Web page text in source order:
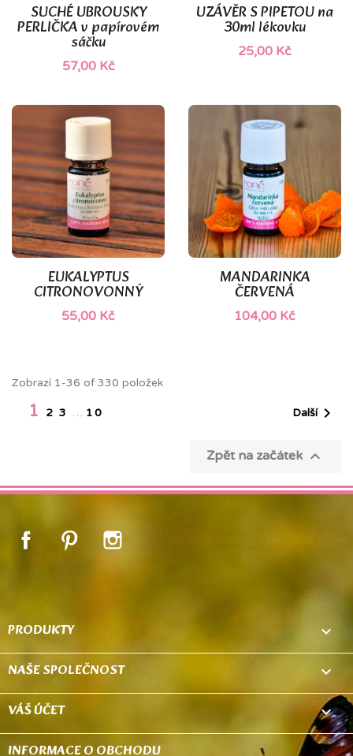
SUCHÉ UBROUSKY
PERLIČKA v papírovém
sáčku
57,00 Kč
UZÁVĚR S PIPETOU na
30ml lékovku
25,00 Kč
EUKALYPTUS
CITRONOVONNÝ
55,00 Kč
MANDARINKA
ČERVENÁ
104,00 Kč
(2)
Zobrazí 1-36 of 330 položek
1 2 3 … 10 Další
Zpět na začátek 
FacebookPinterest
PRODUKTY 
NAŠE SPOLEČNOST 
VÁŠ ÚČET 
INFORMACE O OBCHODU keyboard_arrow_down